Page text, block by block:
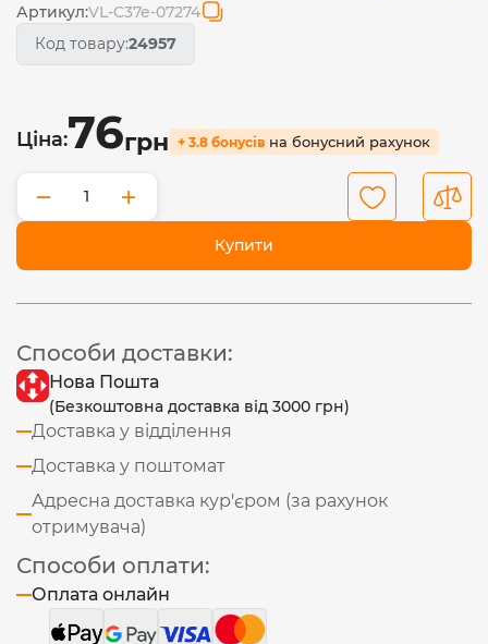
Артикул:VL-C37e-07274
Код товару:24957
Ціна:76грн + 3.8 бонусів на бонусний рахунок
− +
Купити
Способи доставки:
Нова Пошта
(Безкоштовна доставка від 3000 грн)
Доставка у відділення
Доставка у поштомат
Адресна доставка кур'єром (за рахунок
отримувача)
Способи оплати:
Оплата онлайн